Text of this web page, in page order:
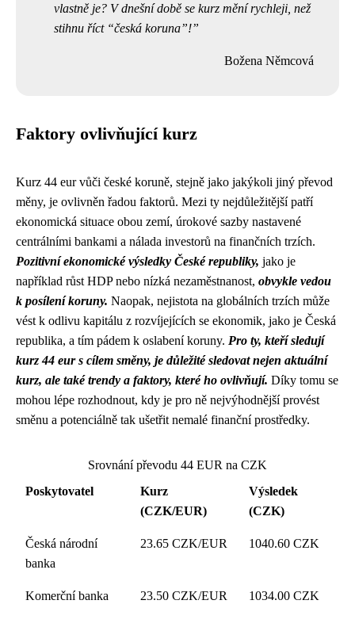
vlastně je? V dnešní době se kurz mění rychleji, než
stihnu říct “česká koruna”!
Božena Němcová
Faktory ovlivňující kurz
Kurz 44 eur vůči české koruně, stejně jako jakýkoli jiný převod
měny, je ovlivněn řadou faktorů. Mezi ty nejdůležitější patří
ekonomická situace obou zemí, úrokové sazby nastavené
centrálními bankami a nálada investorů na finančních trzích.
Pozitivní ekonomické výsledky České republiky, jako je
například růst HDP nebo nízká nezaměstnanost, obvykle vedou
k posílení koruny. Naopak, nejistota na globálních trzích může
vést k odlivu kapitálu z rozvíjejících se ekonomik, jako je Česká
republika, a tím pádem k oslabení koruny. Pro ty, kteří sledují
kurz 44 eur s cílem směny, je důležité sledovat nejen aktuální
kurz, ale také trendy a faktory, které ho ovlivňují. Díky tomu se
mohou lépe rozhodnout, kdy je pro ně nejvýhodnější provést
směnu a potenciálně tak ušetřit nemalé finanční prostředky.
Srovnání převodu 44 EUR na CZK
Poskytovatel
Kurz
(CZK/EUR)
Výsledek
(CZK)
Česká národní
banka
23.65 CZK/EUR 1040.60 CZK
Komerční banka 23.50 CZK/EUR 1034.00 CZK